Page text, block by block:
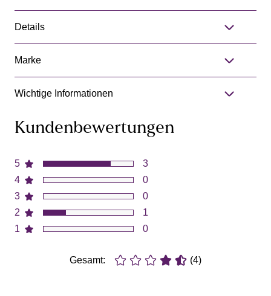
Details
Marke
Wichtige Informationen
Kundenbewertungen
5
4
3
2
1
3
0
0
1
0
Gesamt: (4)